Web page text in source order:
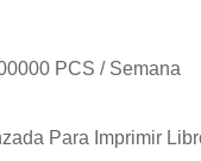
PCS / Semana
Para Imprimir